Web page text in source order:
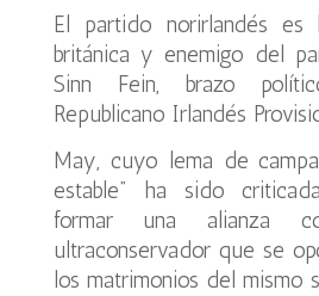
El partido norirlandés
británica y enemigo del
Sinn Fein, brazo
Republicano Irlandés
May, cuyo lema de
estable” ha sido
formar una alianza
ultraconservador que se
los matrimonios del mismo